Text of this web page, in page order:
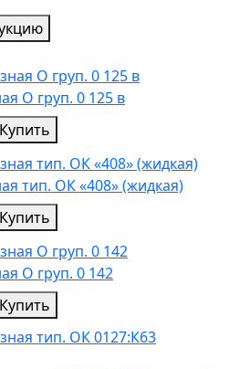
О груп. 0 125 в
Купить
тип. ОК «408» (жидкая)
Купить
О груп. 0 142
Купить